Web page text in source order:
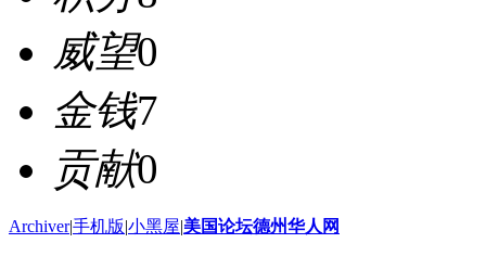
威望0
金钱7
贡献0
Archiver|手机版|小黑屋|美国论坛德州华人网